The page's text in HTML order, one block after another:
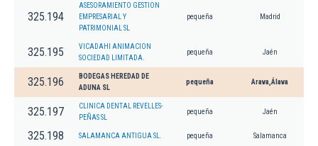
325.194
ASESORAMIENTO GESTION
EMPRESARIAL Y
PATRIMONIAL SL
pequeña Madrid
325.195
VICADAHI ANIMACION
SOCIEDAD LIMITADA.
pequeña Jaén
325.196
BODEGAS HEREDAD DE
ADUNA SL
pequeña Arava,Álava
325.197
CLINICA DENTAL REVELLES-
PEÑAS SL
pequeña Jaén
325.198 SALAMANCA ANTIGUA SL. pequeña Salamanca